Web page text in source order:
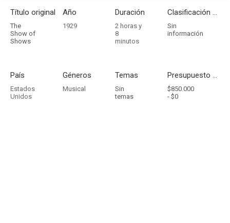
Título original
The
Show of
Shows
Año
1929
Duración
2 horas y
8
minutos
Clasificación por edades
Sin
información
País
Estados
Unidos
Géneros
Musical
Temas
Sin
temas
Presupuesto - Ingresos
$850.000
- $0